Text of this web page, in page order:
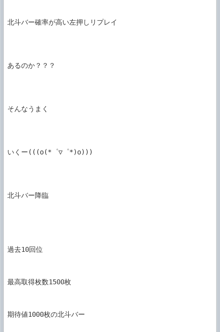
北斗バー確率が高い左押しリプレイ
あるのか？？？
そんなうまく
いくー(((o(*゜▽゜*)o)))
北斗バー降臨
過去10回位
最高取得枚数1500枚
期待値1000枚の北斗バー